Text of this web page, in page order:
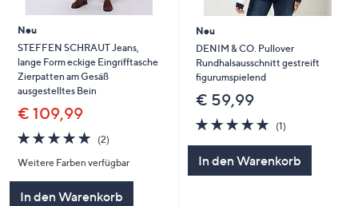
Neu
STEFFEN SCHRAUT Jeans,
lange Form eckige Eingrifftasche
Zierpatten am Gesäß
ausgestelltes Bein
€ 109,99
5.0
von
5
(2)2
Weitere Farben verfügbar
In den Warenkorb
Neu
DENIM & CO. Pullover
Rundhalsausschnitt gestreift
figurumspielend
€ 59,99
5.0
von
(1)1
In den Warenkorb